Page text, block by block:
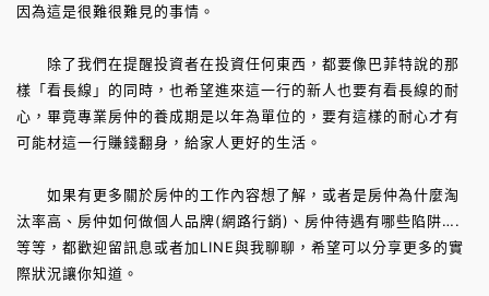
因為這是很難很難見的事情。
除了我們在提醒投資者在投資任何東西，都要像巴菲特說的那
樣「看長線」的同時，也希望進來這一行的新人也要有看長線的耐
心，畢竟專業房仲的養成期是以年為單位的，要有這樣的耐心才有
可能材這一行賺錢翻身，給家人更好的生活。
如果有更多關於房仲的工作內容想了解，或者是房仲為什麼淘
汰率高、房仲如何做個人品牌(網路行銷)、房仲待遇有哪些陷阱….
等等，都歡迎留訊息或者加LINE與我聊聊，希望可以分享更多的實
際狀況讓你知道。